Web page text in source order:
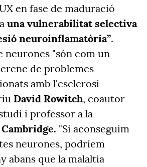
en fase de maduració
una vulnerabilitat selectiva
neuroinflamatòria”.
neurones "són com un
de problemes
amb l'esclerosi
David Rowitch, coautor
i professor a la
"Si aconseguim
neurones, podríem
abans que la malaltia